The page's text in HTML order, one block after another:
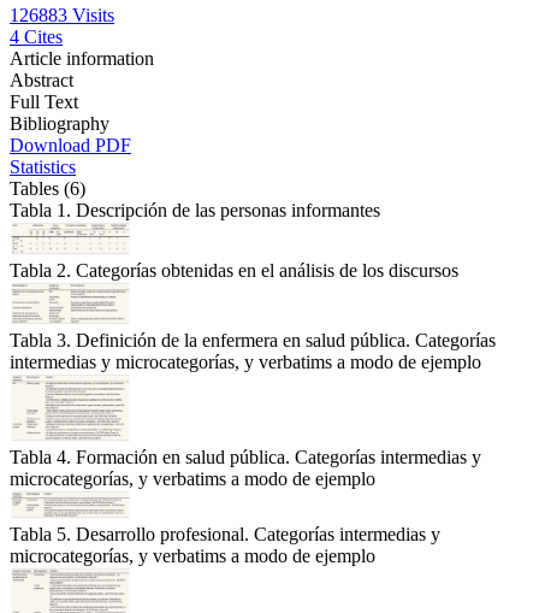
126883 Visits
4 Cites
Article information
Abstract
Full Text
Bibliography
Download PDF
Statistics
Tables (6)
Tabla 1. Descripción de las personas informantes
Tabla 2. Categorías obtenidas en el análisis de los discursos
Tabla 3. Definición de la enfermera en salud pública. Categorías
intermedias y microcategorías, y verbatims a modo de ejemplo
Tabla 4. Formación en salud pública. Categorías intermedias y
microcategorías, y verbatims a modo de ejemplo
Tabla 5. Desarrollo profesional. Categorías intermedias y
microcategorías, y verbatims a modo de ejemplo